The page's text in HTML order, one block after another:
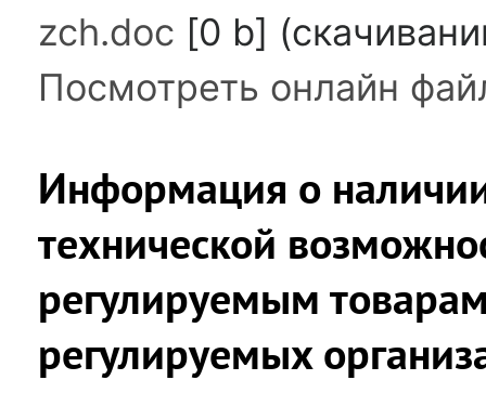
zch.doc [0 b]
Посмотреть онлайн
Информация о
технической
регулируемым
регулируемых